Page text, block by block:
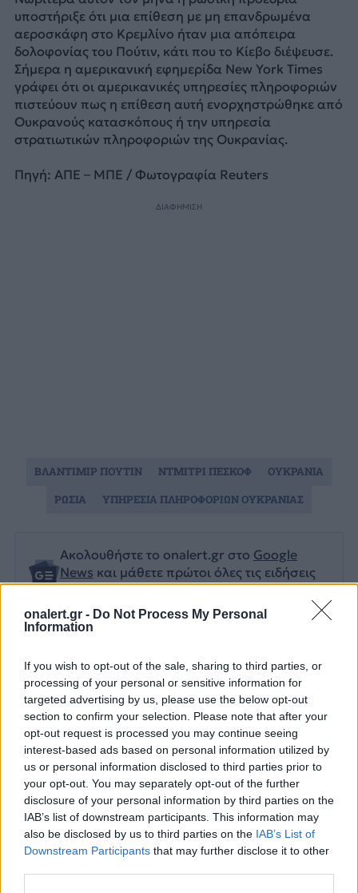
onalert.gr - Do Not Process My Personal
Information
If you wish to opt-out of the sale, sharing to third parties, or
processing of your personal or sensitive information for
targeted advertising by us, please use the below opt-out
section to confirm your selection. Please note that after your
opt-out request is processed you may continue seeing
interest-based ads based on personal information utilized by
us or personal information disclosed to third parties prior to
your opt-out. You may separately opt-out of the further
disclosure of your personal information by third parties on the
IAB’s list of downstream participants. This information may
also be disclosed by us to third parties on the IAB’s List of
Downstream Participants that may further disclose it to other
Διάβασε επίσης
Τριμερής αμυντική
συμφωνία: Τουρκία,
Σαουδική Αραβία και
Ελληνικοί
στρατιωτική
υποστήριξε ότι μια επίθεση με μη επανδρωμένα
αεροσκάφη στο Κρεμλίνο ήταν μια απόπειρα
δολοφονίας του Πούτιν, κάτι που το Κίεβο διέψευσε.
Σήμερα η αμερικανική εφημερίδα New York Times
γράφει ότι οι αμερικανικές υπηρεσίες πληροφοριών
πιστεύουν πως η επίθεση αυτή ενορχηστρώθηκε από
Ουκρανούς κατασκόπους ή την υπηρεσία
στρατιωτικών πληροφοριών της Ουκρανίας.
Πηγή: ΑΠΕ – ΜΠΕ / Φωτογραφία Reuters
ΔΙΑΦΗΜΙΣΗ
Ακολουθήστε το onalert.gr στο Google
News και μάθετε πρώτοι όλες τις ειδήσεις
για την άμυνα.
ΒΛΑΝΤΙΜΙΡ ΠΟΥΤΙΝ ΝΤΜΙΤΡΙ ΠΕΣΚΟΦ
ΟΥΚΡΑΝΙΑ
ΡΩΣΙΑ
ΥΠΗΡΕΣΙΑ ΠΛΗΡΟΦΟΡΙΩΝ ΟΥΚΡΑΝΙΑΣ